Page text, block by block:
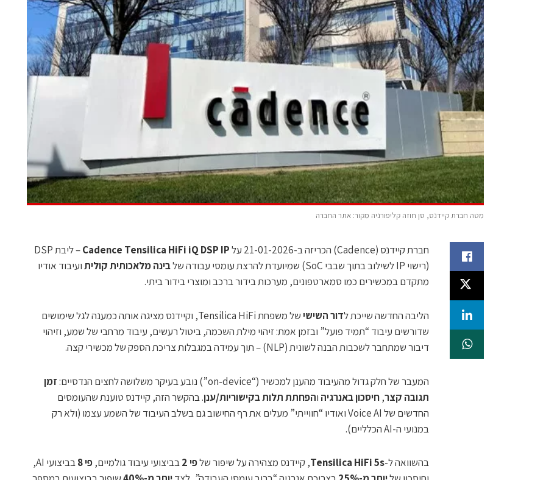
מטה חברת קיידנס, סן חוזה קליפורניה מקור: אתר החברה
חברת קיידנס (Cadence) הכריזה ב-21-01-2026 על Cadence Tensilica HiFi iQ DSP IP
– ליבת DSP
(רישוי IP לשילוב בתוך שבבי SoC) שמיועדת להרצת עומסי עבודה של
בינה מלאכותית קוליתועיבוד אודיו
מתקדם במכשירים כמו סמארטפונים, מערכות בידור ברכב ומוצרי בידור ביתי.
הליבה החדשה שייכת לדור השישי
של משפחת Tensilica HiFi, וקיידנס מציגה אותה כמענה לגל שימושים
שדורשים עיבוד “תמיד פועל” ובזמן אמת: זיהוי מילת השכמה, ביטול רעשים, עיבוד מרחבי של שמע, וזיהוי
דיבור שמתחבר לשכבות הבנה לשונית (NLP) – תוך עמידה במגבלות צריכת הספק של מכשירי קצה.
המעבר של חלק גדול מהעיבוד מהענן למכשיר (“on-device”) נובע בעיקר משלושה לחצים הנדסיים:
זמן
תגובה קצר, חיסכון באנרגיה והפחתת תלות בקישוריות/ענן. בהקשר הזה, קיידנס טוענת שהעומסים
החדשים של Voice AI ואודיו “חווייתי” מעלים את רף החישוב גם בשלב העיבוד של השמע עצמו (ולא רק
במנועי ה-AI הכלליים).
בהשוואה ל-Tensilica HiFi 5s, קיידנס מצהירה על שיפור שלפי 2 בביצועי עיבוד גולמיים, פי 8
בביצועי AI,